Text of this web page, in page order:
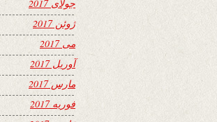
جولای 2017
ژوئن 2017
می 2017
آوریل 2017
مارس 2017
فوریه 2017